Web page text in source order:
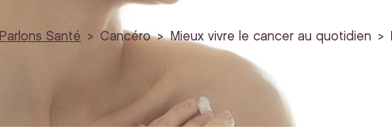
Parlons Santé Cancéro Mieux vivre le cancer au quotidien